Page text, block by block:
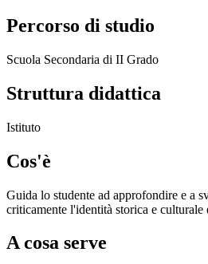
Percorso di studio
Scuola Secondaria di II Grado
Struttura didattica
Istituto
Cos'è
Guida lo studente ad approfondire e a
criticamente l'identità storica e
A cosa serve